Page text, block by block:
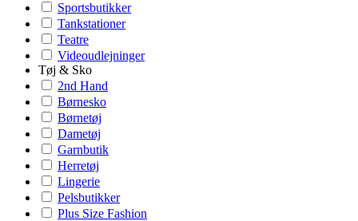
Sportsbutikker
Tankstationer
Teatre
Videoudlejninger
Tøj & Sko
2nd Hand
Børnesko
Børnetøj
Dametøj
Garnbutik
Herretøj
Lingerie
Pelsbutikker
Plus Size Fashion